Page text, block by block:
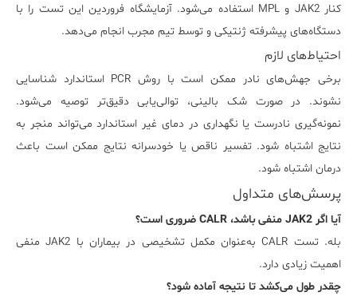
کنار JAK2 و MPL استفاده می‌شود. آزمایشگاه فروردین این تست را با
دستگاه‌های پیشرفته ژنتیکی و توسط تیم مجرب انجام می‌دهد.
احتیاط‌های لازم
برخی جهش‌های نادر ممکن است با روش PCR استاندارد شناسایی
نشوند. در صورت شک بالینی، توالی‌یابی دقیق‌تر توصیه می‌شود.
نمونه‌گیری نادرست یا نگهداری در دمای غیر استاندارد می‌تواند منجر به
نتایج اشتباه شود. تفسیر ناقص یا خودسرانه نتایج ممکن است باعث
درمان اشتباه شود.
پرسش‌های متداول
آیا اگر JAK2 منفی باشد، CALR ضروری است؟
بله. تست CALR به‌عنوان مکمل تشخیصی در بیماران با JAK2 منفی
اهمیت زیادی دارد.
چقدر طول می‌کشد تا نتیجه آماده شود؟